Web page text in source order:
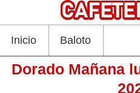
Inicio Baloto
Dorado Mañana